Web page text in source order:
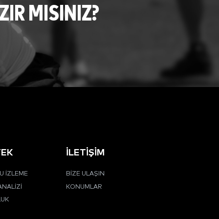
MISINIZ?
İZLEME
İLETIŞIM
BIZE ULAŞIN
KONUMLAR